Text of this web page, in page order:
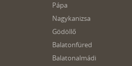
Pápa
Nagykanizsa
Gödöllő
Balatonfüred
Balatonalmádi